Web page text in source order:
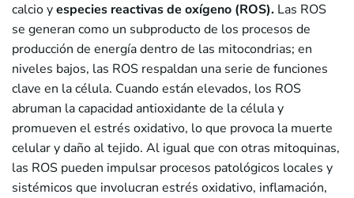
calcio yespecies reactivas de oxígeno (ROS). Las ROS
se generan como un subproducto de los procesos de
producción de energía dentro de las mitocondrias; en
niveles bajos, las ROS respaldan una serie de funciones
clave en la célula. Cuando están elevados, los ROS
abruman la capacidad antioxidante de la célula y
promueven el estrés oxidativo, lo que provoca la muerte
celular y daño al tejido. Al igual que con otras mitoquinas,
las ROS pueden impulsar procesos patológicos locales y
sistémicos que involucran estrés oxidativo, inflamación,